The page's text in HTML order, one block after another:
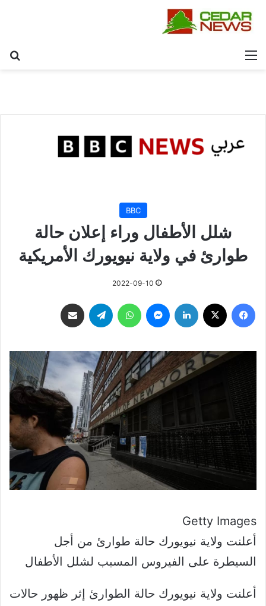
القائمة
BBC
شلل الأطفال وراء إعلان حالة
طوارئ في ولاية نيويورك الأمريكية
2022-09-10
فيسبوك لينكدإن ماسنجر واتساب تيلقرام
Getty Images
أعلنت ولاية نيويورك حالة طوارئ من أجل
السيطرة على الفيروس المسبب لشلل الأطفال
أعلنت ولاية نيويورك حالة الطوارئ إثر ظهور حالات